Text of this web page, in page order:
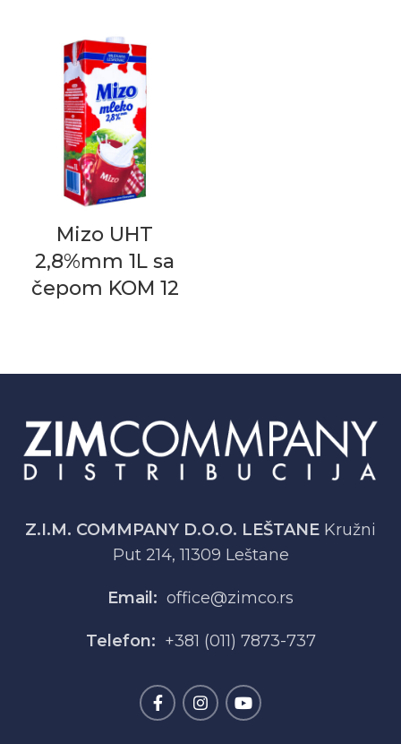
Mizo UHT
2,8%mm 1L sa
čepom KOM 12
Z.I.M. COMMPANY D.O.O. LEŠTANE Kružni
Put 214, 11309 Leštane
Email: office@zimco.rs
Telefon: +381 (011) 7873-737